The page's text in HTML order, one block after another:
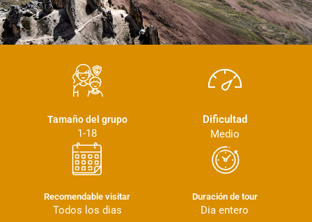
Tamaño del grupo
1-18
Dificultad
Medio
Recomendable visitar
Todos los dias
Duración de tour
Dia entero